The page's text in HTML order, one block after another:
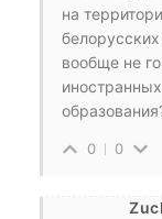
на
вообще не
0 0